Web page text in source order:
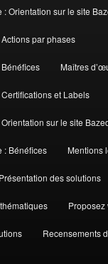
: Orientation sur le site
par phases
Maîtres
et Labels
sur le site
: Bénéfices Mentions
Présentation des solutions
Proposez
Recensements